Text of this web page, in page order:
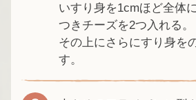
いすり身を1cmほど全体
つきチーズを2つ入れる。
その上にさらにすり身を
す。